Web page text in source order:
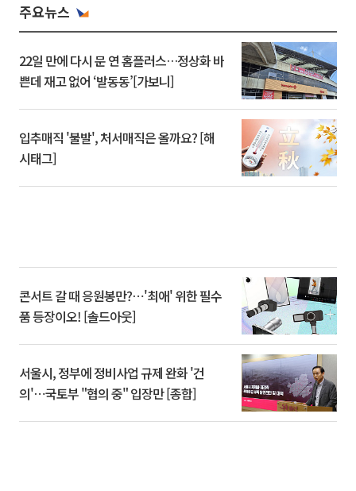
주요뉴스
22일 만에 다시 문 연 홈플러스…정상화 바
쁜데 재고 없어 ‘발동동’[가보니]
입추매직 '불발', 처서매직은 올까요? [해
시태그]
콘서트 갈 때 응원봉만?⋯'최애' 위한 필수
품 등장이오! [솔드아웃]
서울시, 정부에 정비사업 규제 완화 '건
의'⋯국토부 "협의 중" 입장만 [종합]